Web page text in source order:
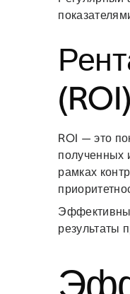
(ROI)
ROI — это
полученных
рамках
результаты